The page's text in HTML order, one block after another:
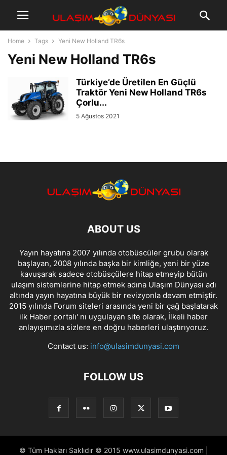
Home Tags Yeni New Holland TR6s
Yeni New Holland TR6s
Türkiye’de Üretilen En Güçlü
Traktör Yeni New Holland TR6s
Çorlu...
5 Ağustos 2021
ABOUT US
Yayın hayatına 2007 yılında otobüscüler grubu olarak
başlayan, 2008 yılında başka bir kimliğe, yeni bir yüze
kavuşarak sadece otobüsçülere hitap etmeyip bütün
ulaşım sistemlerine hitap etmek adına Ulaşım Dünyası adı
altında yayın hayatına büyük bir revizyonla devam etmiştir.
2015 yılında Forum siteleri arasında yeni bir çağ başlatarak
ilk Haber portalı' nı uygulayan site olarak, İlkeli haber
anlayışımızla sizlere en doğru haberleri ulaştırıyoruz.
Contact us: info@ulasimdunyasi.com
FOLLOW US
© Tüm Hakları Saklıdır © 2015 www.ulasimdunyasi.com |